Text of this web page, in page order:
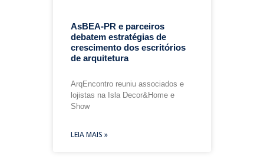
AsBEA-PR e parceiros
debatem estratégias de
crescimento dos escritórios
de arquitetura
ArqEncontro reuniu associados e
lojistas na Isla Decor&Home e
Show
LEIA MAIS »